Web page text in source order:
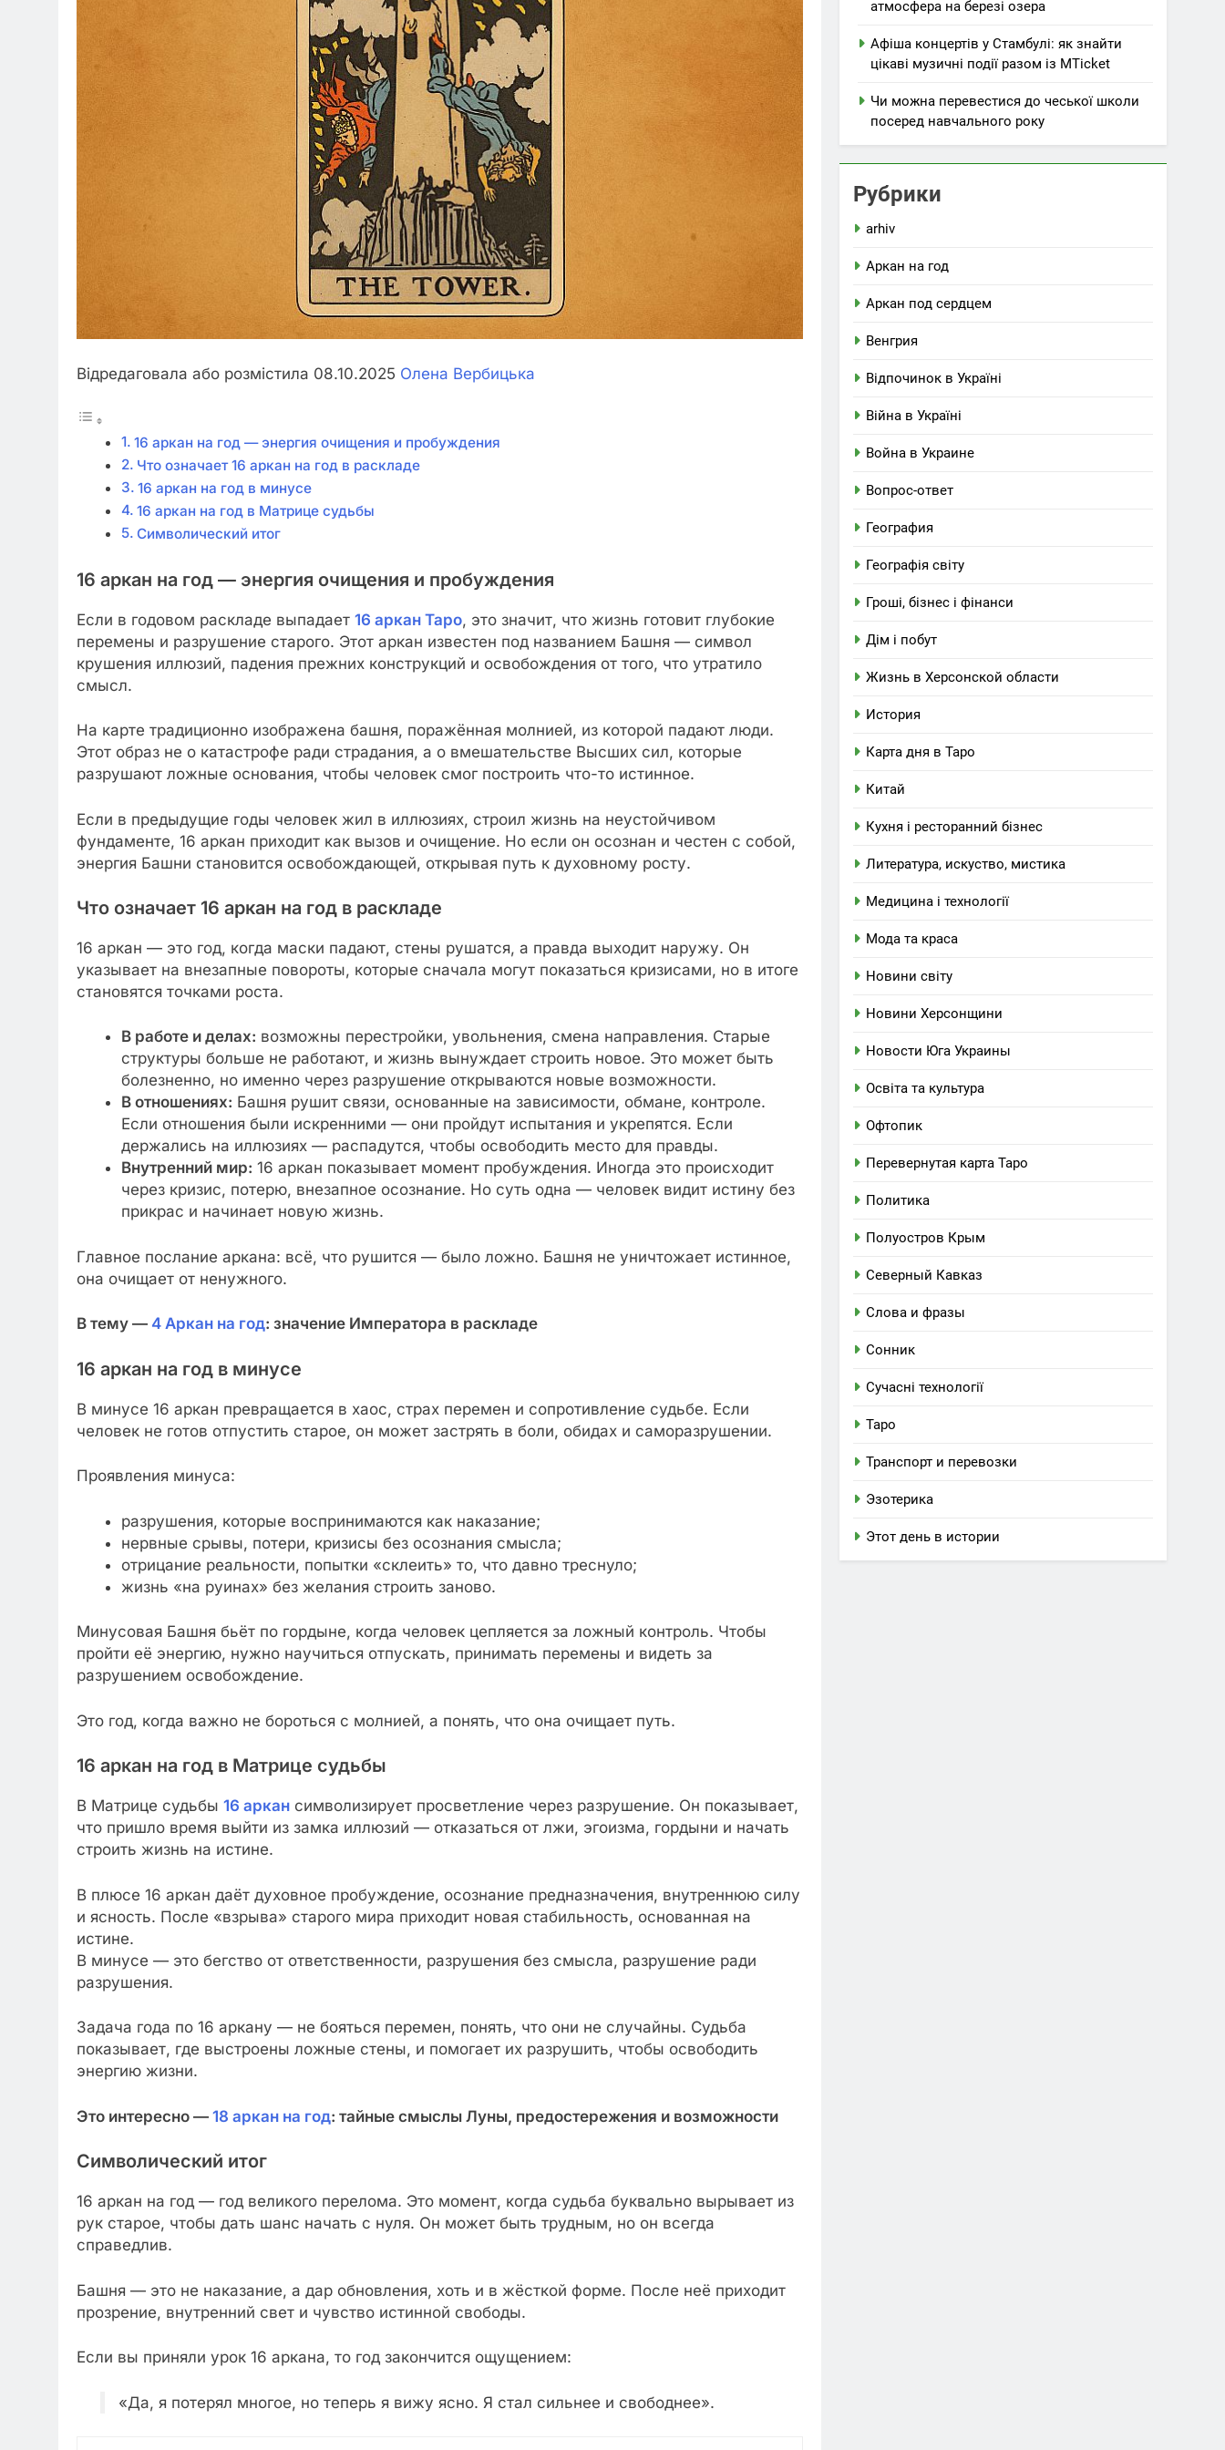
Відредаговала або розмістила 08.10.2025 Олена Вербицька
16 аркан на год — энергия очищения и пробуждения
Что означает 16 аркан на год в раскладе
16 аркан на год в минусе
16 аркан на год в Матрице судьбы
Символический итог
16 аркан на год — энергия очищения и пробуждения
Если в годовом раскладе выпадает 16 аркан Таро, это значит, что жизнь готовит глубокие
перемены и разрушение старого. Этот аркан известен под названием Башня — символ
крушения иллюзий, падения прежних конструкций и освобождения от того, что утратило
смысл.
На карте традиционно изображена башня, поражённая молнией, из которой падают люди.
Этот образ не о катастрофе ради страдания, а о вмешательстве Высших сил, которые
разрушают ложные основания, чтобы человек смог построить что-то истинное.
Если в предыдущие годы человек жил в иллюзиях, строил жизнь на неустойчивом
фундаменте, 16 аркан приходит как вызов и очищение. Но если он осознан и честен с собой,
энергия Башни становится освобождающей, открывая путь к духовному росту.
Что означает 16 аркан на год в раскладе
16 аркан — это год, когда маски падают, стены рушатся, а правда выходит наружу. Он
указывает на внезапные повороты, которые сначала могут показаться кризисами, но в итоге
становятся точками роста.
В работе и делах: возможны перестройки, увольнения, смена направления. Старые
структуры больше не работают, и жизнь вынуждает строить новое. Это может быть
болезненно, но именно через разрушение открываются новые возможности.
В отношениях: Башня рушит связи, основанные на зависимости, обмане, контроле.
Если отношения были искренними — они пройдут испытания и укрепятся. Если
держались на иллюзиях — распадутся, чтобы освободить место для правды.
Внутренний мир: 16 аркан показывает момент пробуждения. Иногда это происходит
через кризис, потерю, внезапное осознание. Но суть одна — человек видит истину без
прикрас и начинает новую жизнь.
Главное послание аркана: всё, что рушится — было ложно. Башня не уничтожает истинное,
она очищает от ненужного.
В тему — 4 Аркан на год: значение Императора в раскладе
16 аркан на год в минусе
В минусе 16 аркан превращается в хаос, страх перемен и сопротивление судьбе. Если
человек не готов отпустить старое, он может застрять в боли, обидах и саморазрушении.
Проявления минуса:
разрушения, которые воспринимаются как наказание;
нервные срывы, потери, кризисы без осознания смысла;
отрицание реальности, попытки «склеить» то, что давно треснуло;
жизнь «на руинах» без желания строить заново.
Минусовая Башня бьёт по гордыне, когда человек цепляется за ложный контроль. Чтобы
пройти её энергию, нужно научиться отпускать, принимать перемены и видеть за
разрушением освобождение.
Это год, когда важно не бороться с молнией, а понять, что она очищает путь.
16 аркан на год в Матрице судьбы
В Матрице судьбы 16 аркан символизирует просветление через разрушение. Он показывает,
что пришло время выйти из замка иллюзий — отказаться от лжи, эгоизма, гордыни и начать
строить жизнь на истине.
В плюсе 16 аркан даёт духовное пробуждение, осознание предназначения, внутреннюю силу
и ясность. После «взрыва» старого мира приходит новая стабильность, основанная на
истине.
В минусе — это бегство от ответственности, разрушения без смысла, разрушение ради
разрушения.
Задача года по 16 аркану — не бояться перемен, понять, что они не случайны. Судьба
показывает, где выстроены ложные стены, и помогает их разрушить, чтобы освободить
энергию жизни.
Это интересно — 18 аркан на год: тайные смыслы Луны, предостережения и возможности
Символический итог
16 аркан на год — год великого перелома. Это момент, когда судьба буквально вырывает из
рук старое, чтобы дать шанс начать с нуля. Он может быть трудным, но он всегда
справедлив.
Башня — это не наказание, а дар обновления, хоть и в жёсткой форме. После неё приходит
прозрение, внутренний свет и чувство истинной свободы.
Если вы приняли урок 16 аркана, то год закончится ощущением:
«Да, я потерял многое, но теперь я вижу ясно. Я стал сильнее и свободнее».
атмосфера на березі озера
Афіша концертів у Стамбулі: як знайти
цікаві музичні події разом із MTicket
Чи можна перевестися до чеської школи
посеред навчального року
Рубрики
arhiv
Аркан на год
Аркан под сердцем
Венгрия
Відпочинок в Україні
Війна в Україні
Война в Украине
Вопрос-ответ
География
Географія світу
Гроші, бізнес і фінанси
Дім і побут
Жизнь в Херсонской области
История
Карта дня в Таро
Китай
Кухня і ресторанний бізнес
Литература, искуство, мистика
Медицина і технології
Мода та краса
Новини світу
Новини Херсонщини
Новости Юга Украины
Освіта та культура
Офтопик
Перевернутая карта Таро
Политика
Полуостров Крым
Северный Кавказ
Слова и фразы
Сонник
Сучасні технології
Таро
Транспорт и перевозки
Эзотерика
Этот день в истории